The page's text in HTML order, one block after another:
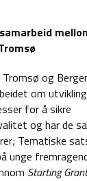
og
om
for å sikre
og har de
Tematiske
unge
Starting